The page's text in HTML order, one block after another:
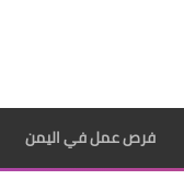
فرص عمل في اليمن